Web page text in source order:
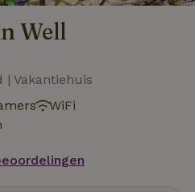
Well
| Vakantiehuis
WiFi